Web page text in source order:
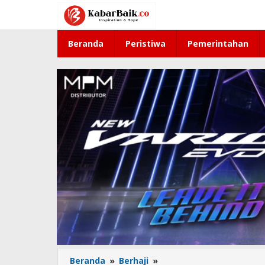
konten
Beranda Peristiwa Pemerintahan
Beranda » Berhaji »